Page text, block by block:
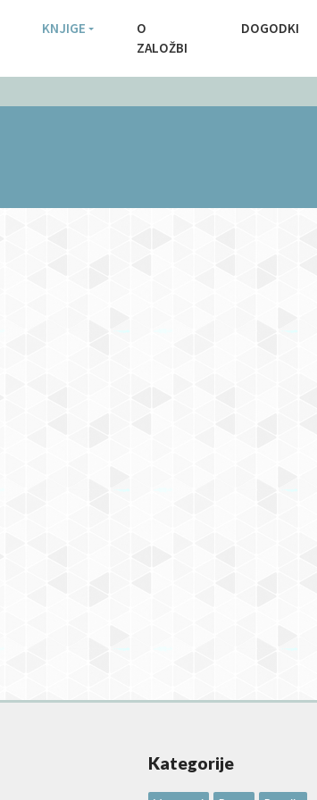
KNJIGE
O
ZALOŽBI
DOGODKI
Kategorije